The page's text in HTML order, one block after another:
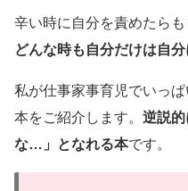
辛い時に自分を責めたら
どんな時も自分だけは自分
私が仕事家事育児でいっ
本をご紹介します。 逆説
な…」となれる本です。